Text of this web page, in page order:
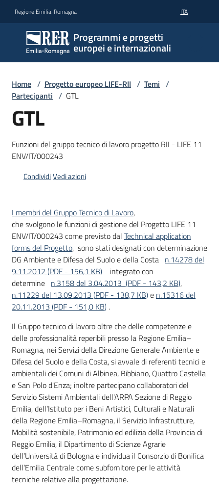
Regione Emilia-Romagna ITA
Programmi e progetti
europei e internazionali
Home / Progetto europeo LIFE-RII / Temi /
Partecipanti / GTL
GTL
Funzioni del gruppo tecnico di lavoro progetto RII - LIFE 11
ENV/IT/000243
CondividiVedi azioni
I membri del Gruppo Tecnico di Lavoro,
che svolgono le funzioni di gestione del Progetto LIFE 11
ENV/IT/000243 come previsto dal Technical application
formsdel Progetto, sono stati designati con determinazione
DG Ambiente e Difesa del Suolo e della Costa n.14278 del
9.11.2012 (PDF - 156,1 KB) integrato con
determine n.3158 del 3.04.2013 (PDF - 143,2 KB),
n.11229 del 13.09.2013 (PDF - 138,7 KB)e n.15316 del
20.11.2013 (PDF - 151,0 KB) .
Il Gruppo tecnico di lavoro oltre che delle competenze e
delle professionalità reperibili presso la Regione Emilia–
Romagna, nei Servizi della Direzione Generale Ambiente e
Difesa del Suolo e della Costa, si avvale di referenti tecnici e
ambientali dei Comuni di Albinea, Bibbiano, Quattro Castella
e San Polo d'Enza; inoltre partecipano collaboratori del
Servizio Sistemi Ambientali dell'ARPA Sezione di Reggio
Emilia, dell’Istituto per i Beni Artistici, Culturali e Naturali
della Regione Emilia–Romagna, il Servizio Infrastrutture,
Mobilità sostenibile, Patrimonio ed edilizia della Provincia di
Reggio Emilia, il Dipartimento di Scienze Agrarie
dell’Università di Bologna e individua il Consorzio di Bonifica
dell’Emilia Centrale come subfornitore per le attività
tecniche relative alla progettazione.